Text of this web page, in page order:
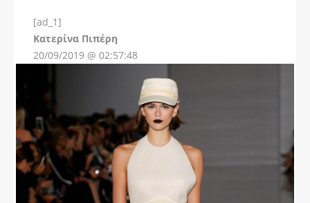
[ad_1]
Kατερίνα Πιπέρη
20/09/2019 @ 02:57:48